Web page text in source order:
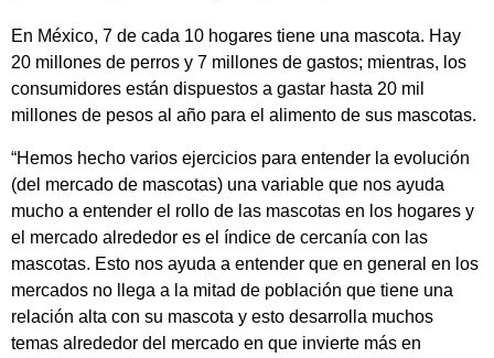
En México, 7 de cada 10 hogares tiene una mascota. Hay
20 millones de perros y 7 millones de gastos; mientras, los
consumidores están dispuestos a gastar hasta 20 mil
millones de pesos al año para el alimento de sus mascotas.
“Hemos hecho varios ejercicios para entender la evolución
(del mercado de mascotas) una variable que nos ayuda
mucho a entender el rollo de las mascotas en los hogares y
el mercado alrededor es el índice de cercanía con las
mascotas. Esto nos ayuda a entender que en general en los
mercados no llega a la mitad de población que tiene una
relación alta con su mascota y esto desarrolla muchos
temas alrededor del mercado en que invierte más en